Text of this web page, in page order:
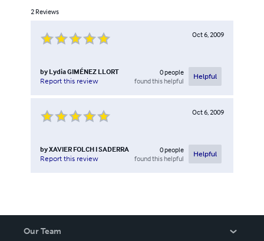
2 Reviews
Oct 6, 2009
by Lydia GIMÉNEZ LLORT
Report this review
0people
found this helpful
Helpful
Oct 6, 2009
byXAVIER FOLCH I SADERRA
Report this review
0people
found this helpful
Helpful
Our Team